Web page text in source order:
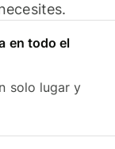
en todo el
solo lugar y